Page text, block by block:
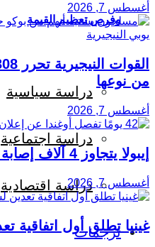
وفرص تعظيم القيمة
دراسة سياسية
دراسة اجتماعية
دراسة اقتصادية
ترجمات
أغسطس 7, 2026
من نوعها
أغسطس 7, 2026
إيبولا يتجاوز 4 آلاف إصابة في الكونغو الديمقراطية
أغسطس 7, 2026
غينيا تطلق أول اتفاقية